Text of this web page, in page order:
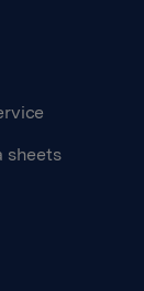
sheets